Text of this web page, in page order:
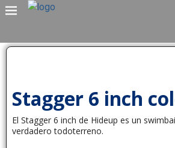
Stagger 6 inch
El Stagger 6 inch de Hideup es un
verdadero todoterreno.